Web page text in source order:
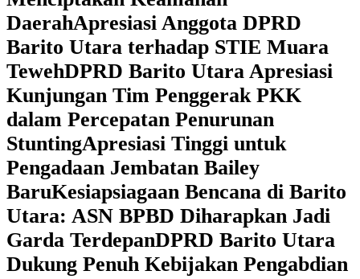
DaerahApresiasi Anggota DPRD
Barito Utara terhadap STIE Muara
TewehDPRD Barito Utara Apresiasi
Kunjungan Tim Penggerak PKK
dalam Percepatan Penurunan
StuntingApresiasi Tinggi untuk
Pengadaan Jembatan Bailey
BaruKesiapsiagaan Bencana di Barito
Utara: ASN BPBD Diharapkan Jadi
Garda TerdepanDPRD Barito Utara
Dukung Penuh Kebijakan Pengabdian